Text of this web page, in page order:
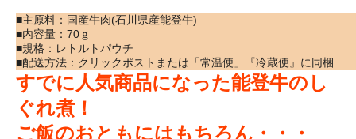
■主原料：国産牛肉(石川県産能登牛)
■内容量：70ｇ
■規格：レトルトパウチ
■配送方法：クリックポストまたは「常温便」『冷蔵便』に同梱
すでに人気商品になった能登牛のし
ぐれ煮！
ご飯のおともにはもちろん・・・